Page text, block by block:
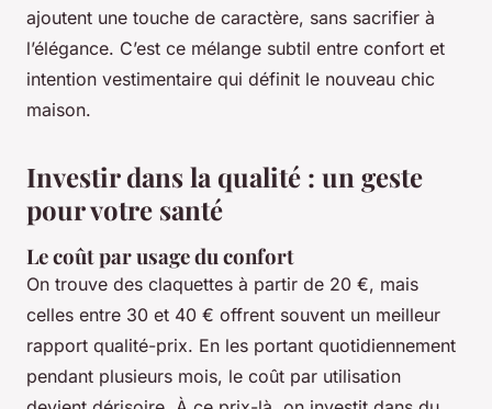
ajoutent une touche de caractère, sans sacrifier à
l’élégance. C’est ce mélange subtil entre confort et
intention vestimentaire qui définit le nouveau chic
maison.
Investir dans la qualité : un geste
pour votre santé
Le coût par usage du confort
On trouve des claquettes à partir de 20 €, mais
celles entre 30 et 40 € offrent souvent un meilleur
rapport qualité-prix. En les portant quotidiennement
pendant plusieurs mois, le coût par utilisation